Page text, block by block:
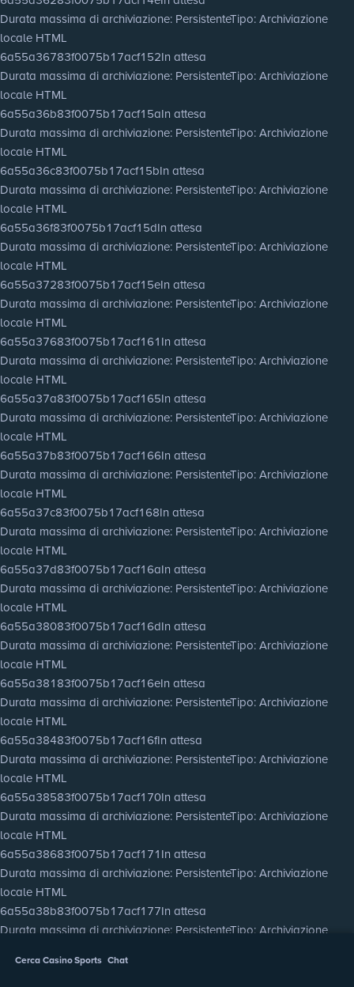
Durata massima di archiviazione: PersistenteTipo: Archiviazione
locale HTML
6a55a36783f0075b17acf152In attesa
Durata massima di archiviazione: PersistenteTipo: Archiviazione
locale HTML
6a55a36b83f0075b17acf15aIn attesa
Durata massima di archiviazione: PersistenteTipo: Archiviazione
locale HTML
6a55a36c83f0075b17acf15bIn attesa
Durata massima di archiviazione: PersistenteTipo: Archiviazione
locale HTML
6a55a36f83f0075b17acf15dIn attesa
Durata massima di archiviazione: PersistenteTipo: Archiviazione
locale HTML
6a55a37283f0075b17acf15eIn attesa
Durata massima di archiviazione: PersistenteTipo: Archiviazione
locale HTML
6a55a37683f0075b17acf161In attesa
Durata massima di archiviazione: PersistenteTipo: Archiviazione
locale HTML
6a55a37a83f0075b17acf165In attesa
Durata massima di archiviazione: PersistenteTipo: Archiviazione
locale HTML
6a55a37b83f0075b17acf166In attesa
Durata massima di archiviazione: PersistenteTipo: Archiviazione
locale HTML
6a55a37c83f0075b17acf168In attesa
Durata massima di archiviazione: PersistenteTipo: Archiviazione
locale HTML
6a55a37d83f0075b17acf16aIn attesa
Durata massima di archiviazione: PersistenteTipo: Archiviazione
locale HTML
6a55a38083f0075b17acf16dIn attesa
Durata massima di archiviazione: PersistenteTipo: Archiviazione
locale HTML
6a55a38183f0075b17acf16eIn attesa
Durata massima di archiviazione: PersistenteTipo: Archiviazione
locale HTML
6a55a38483f0075b17acf16fIn attesa
Durata massima di archiviazione: PersistenteTipo: Archiviazione
locale HTML
6a55a38583f0075b17acf170In attesa
Durata massima di archiviazione: PersistenteTipo: Archiviazione
locale HTML
6a55a38683f0075b17acf171In attesa
Durata massima di archiviazione: PersistenteTipo: Archiviazione
locale HTML
6a55a38b83f0075b17acf177In attesa
Durata massima di archiviazione: PersistenteTipo: Archiviazione
6a55a38d83f0075b17acf178
CercaCasinoSports Chat